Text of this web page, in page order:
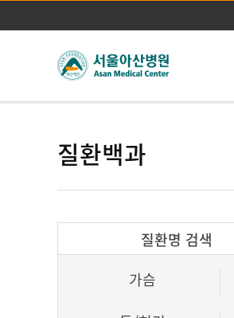
질환백과
질환명 검색
가슴